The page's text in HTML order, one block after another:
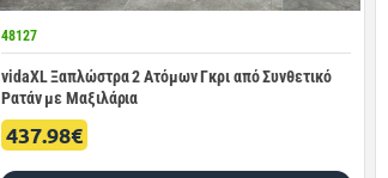
48127
vidaXL Ξαπλώστρα 2 Ατόμων Γκρι από Συνθετικό
Ρατάν με Μαξιλάρια
437.98€